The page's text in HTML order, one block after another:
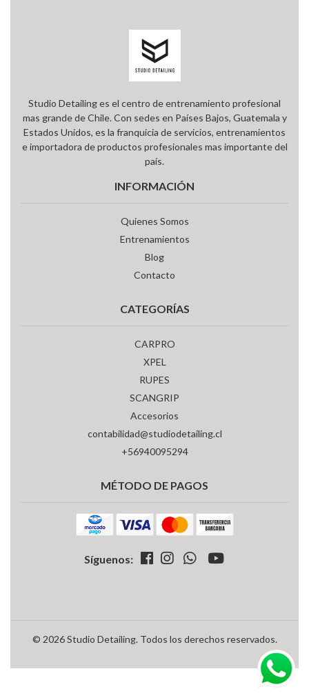
Studio Detailing es el centro de entrenamiento profesional
mas grande de Chile. Con sedes en Países Bajos, Guatemala y
Estados Unidos, es la franquicia de servicios, entrenamientos
e importadora de productos profesionales mas importante del
país.
INFORMACIÓN
Quienes Somos
Entrenamientos
Blog
Contacto
CATEGORÍAS
CARPRO
XPEL
RUPES
SCANGRIP
Accesorios
contabilidad@studiodetailing.cl
+56940095294
MÉTODO DE PAGOS
Síguenos:
© 2026 Studio Detailing. Todos los derechos reservados.